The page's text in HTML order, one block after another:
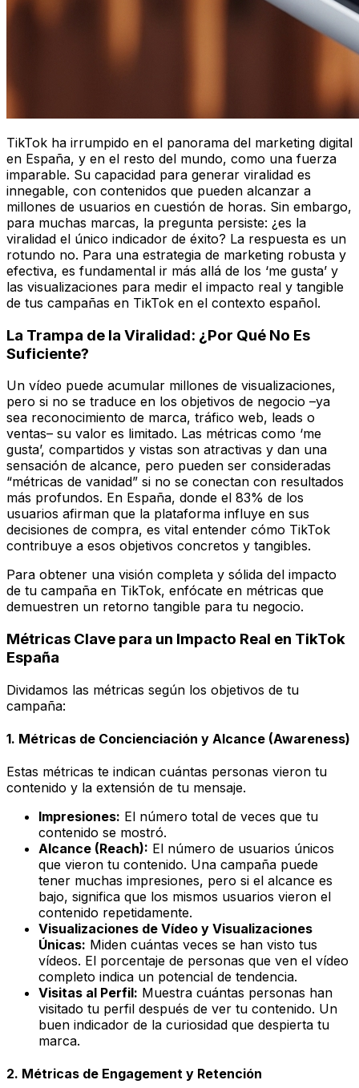
TikTok ha irrumpido en el panorama del marketing digital
en España, y en el resto del mundo, como una fuerza
imparable. Su capacidad para generar viralidad es
innegable, con contenidos que pueden alcanzar a
millones de usuarios en cuestión de horas. Sin embargo,
para muchas marcas, la pregunta persiste: ¿es la
viralidad el único indicador de éxito? La respuesta es un
rotundo no. Para una estrategia de marketing robusta y
efectiva, es fundamental ir más allá de los ‘me gusta’ y
las visualizaciones para medir el impacto real y tangible
de tus campañas en TikTok en el contexto español.
La Trampa de la Viralidad: ¿Por Qué No Es
Suficiente?
Un vídeo puede acumular millones de visualizaciones,
pero si no se traduce en los objetivos de negocio –ya
sea reconocimiento de marca, tráfico web, leads o
ventas– su valor es limitado. Las métricas como ‘me
gusta’, compartidos y vistas son atractivas y dan una
sensación de alcance, pero pueden ser consideradas
“métricas de vanidad” si no se conectan con resultados
más profundos. En España, donde el 83% de los
usuarios afirman que la plataforma influye en sus
decisiones de compra, es vital entender cómo TikTok
contribuye a esos objetivos concretos y tangibles.
Para obtener una visión completa y sólida del impacto
de tu campaña en TikTok, enfócate en métricas que
demuestren un retorno tangible para tu negocio.
Métricas Clave para un Impacto Real en TikTok
España
Dividamos las métricas según los objetivos de tu
campaña:
1. Métricas de Concienciación y Alcance (Awareness)
Estas métricas te indican cuántas personas vieron tu
contenido y la extensión de tu mensaje.
Impresiones: El número total de veces que tu
contenido se mostró.
Alcance (Reach): El número de usuarios únicos
que vieron tu contenido. Una campaña puede
tener muchas impresiones, pero si el alcance es
bajo, significa que los mismos usuarios vieron el
contenido repetidamente.
Visualizaciones de Vídeo y Visualizaciones
Únicas: Miden cuántas veces se han visto tus
vídeos. El porcentaje de personas que ven el vídeo
completo indica un potencial de tendencia.
Visitas al Perfil: Muestra cuántas personas han
visitado tu perfil después de ver tu contenido. Un
buen indicador de la curiosidad que despierta tu
marca.
2. Métricas de Engagement y Retención